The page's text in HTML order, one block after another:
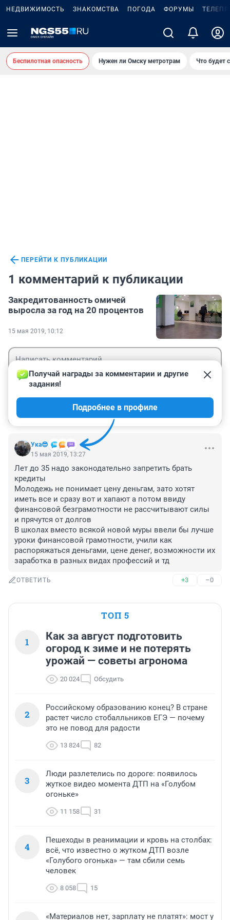
НЕДВИЖИМОСТЬ ЗНАКОМСТВА ПОГОДА ФОРУМЫ
Беспилотная опасность Нужен ли Омску метротрам Что будет
ПЕРЕЙТИ К ПУБЛИКАЦИИ
1 комментарий к публикации
Закредитованность омичей
выросла за год на 20 процентов
15 мая 2019, 10:12
Ука😎
Получай награды за комментарии и другие
задания!
Подробнее в профиле
15 мая 2019, 13:27
Лет до 35 надо законодательно запретить брать
кредиты
Молодежь не понимает цену деньгам, зато хотят
иметь все и сразу вот и хапают а потом ввиду
финансовой безграмотности не рассчитывают силы
и прячутся от долгов
В школах вместо всякой новой муры ввели бы лучше
уроки финансовой грамотности, учили как
распоряжаться деньгами, цене денег, возможности их
заработка в разных видах профессий и тд
ОТВЕТИТЬ +3 –0
ТОП 5
1
Как за август подготовить
огород к зиме и не потерять
урожай — советы агронома
20 024 Обсудить
2
Российскому образованию конец? В стране
растет число стобалльников ЕГЭ — почему
это не повод для радости
13 824 82
3
Люди разлетелись по дороге: появилось
жуткое видео момента ДТП на «Голубом
огоньке»
11 158 31
4
Пешеходы в реанимации и кровь на столбах:
всё, что известно о жутком ДТП возле
«Голубого огонька» — там сбили семь
человек
8 058 15
«Материалов нет, зарплату не платят»: мост у